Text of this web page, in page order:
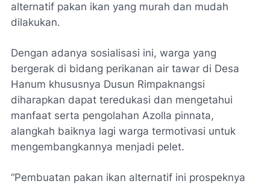
alternatif pakan ikan yang murah dan mudah
dilakukan.
Dengan adanya sosialisasi ini, warga yang
bergerak di bidang perikanan air tawar di Desa
Hanum khususnya Dusun Rimpaknangsi
diharapkan dapat teredukasi dan mengetahui
manfaat serta pengolahan Azolla pinnata,
alangkah baiknya lagi warga termotivasi untuk
mengembangkannya menjadi pelet.
“Pembuatan pakan ikan alternatif ini prospeknya